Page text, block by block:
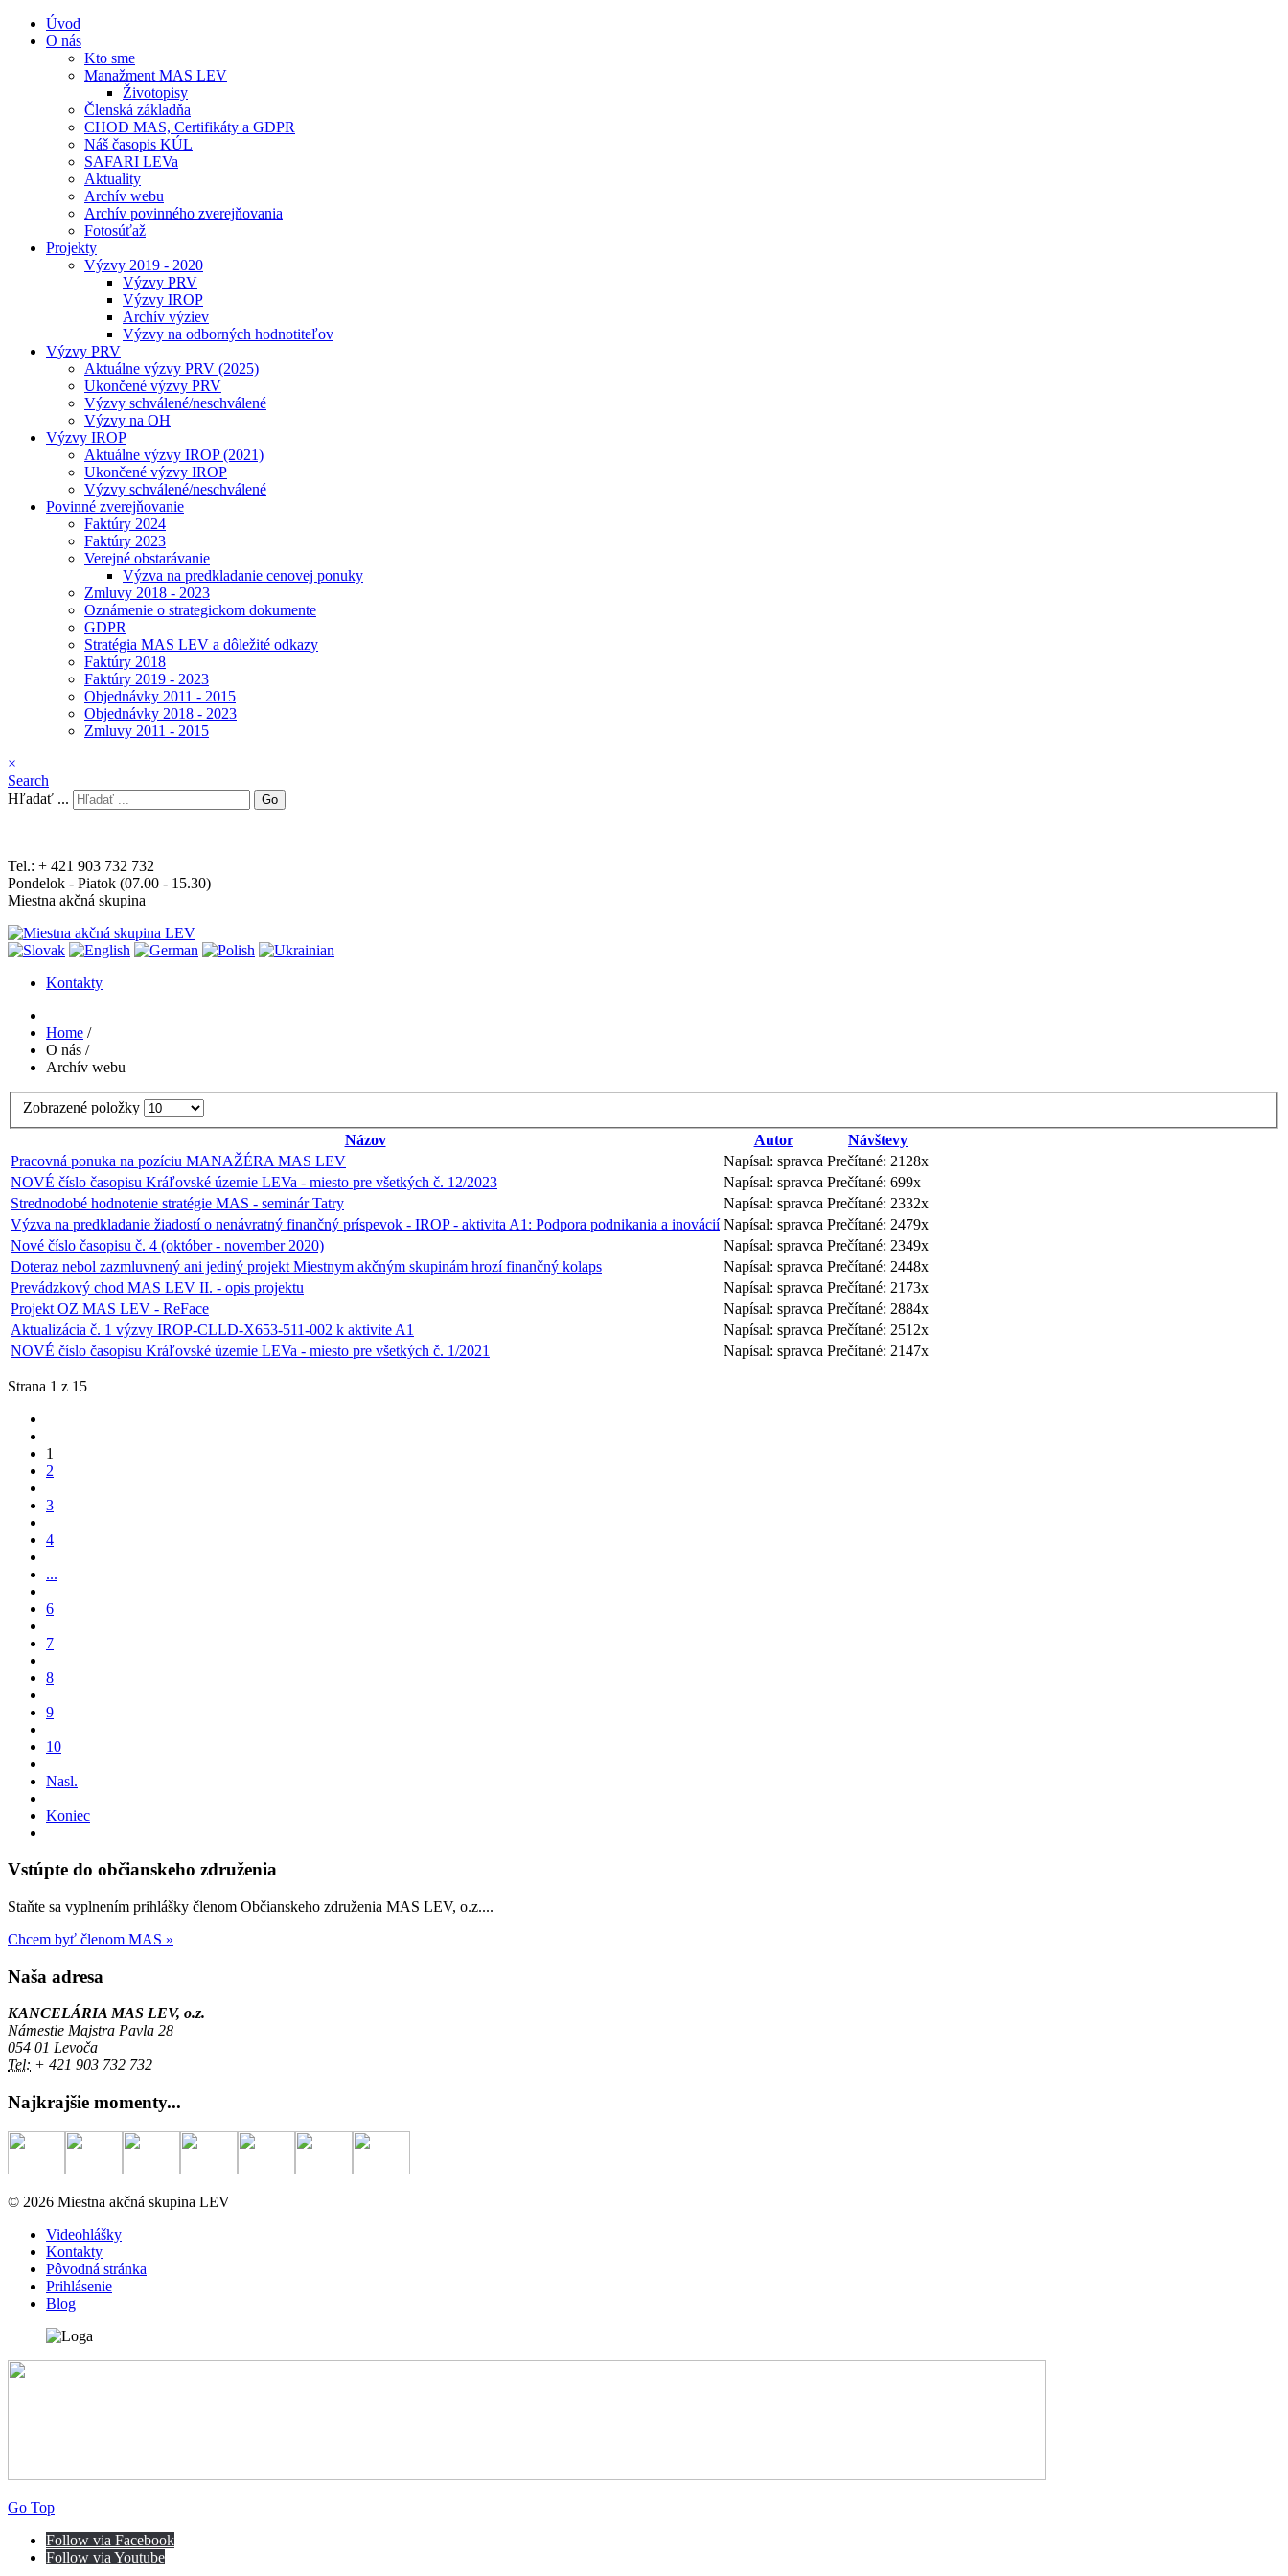
Úvod
O nás
Kto sme
Manažment MAS LEV
Životopisy
Členská základňa
CHOD MAS, Certifikáty a GDPR
Náš časopis KÚL
SAFARI LEVa
Aktuality
Archív webu
Archív povinného zverejňovania
Fotosúťaž
Projekty
Výzvy 2019 - 2020
Výzvy PRV
Výzvy IROP
Archív výziev
Výzvy na odborných hodnotiteľov
Výzvy PRV
Aktuálne výzvy PRV (2025)
Ukončené výzvy PRV
Výzvy schválené/neschválené
Výzvy na OH
Výzvy IROP
Aktuálne výzvy IROP (2021)
Ukončené výzvy IROP
Výzvy schválené/neschválené
Povinné zverejňovanie
Faktúry 2024
Faktúry 2023
Verejné obstarávanie
Výzva na predkladanie cenovej ponuky
Zmluvy 2018 - 2023
Oznámenie o strategickom dokumente
GDPR
Stratégia MAS LEV a dôležité odkazy
Faktúry 2018
Faktúry 2019 - 2023
Objednávky 2011 - 2015
Objednávky 2018 - 2023
Zmluvy 2011 - 2015
×
Search
Hľadať ...
Go
Tel.: + 421 903 732 732
Pondelok - Piatok (07.00 - 15.30)
Miestna akčná skupina
Kontakty
Home /
O nás /
Archív webu
Zobrazené položky
Názov
Autor
Návštevy
Pracovná ponuka na pozíciu MANAŽÉRA MAS LEV
Napísal: spravca Prečítané: 2128x
NOVÉ číslo časopisu Kráľovské územie LEVa - miesto pre všetkých č. 12/2023
Napísal: spravca Prečítané: 699x
Strednodobé hodnotenie stratégie MAS - seminár Tatry
Napísal: spravca Prečítané: 2332x
Výzva na predkladanie žiadostí o nenávratný finančný príspevok - IROP - aktivita A1: Podpora podnikania a inovácií Napísal: spravca Prečítané: 2479x
Nové číslo časopisu č. 4 (október - november 2020)
Napísal: spravca Prečítané: 2349x
Doteraz nebol zazmluvnený ani jediný projekt Miestnym akčným skupinám hrozí finančný kolaps
Napísal: spravca Prečítané: 2448x
Prevádzkový chod MAS LEV II. - opis projektu
Napísal: spravca Prečítané: 2173x
Projekt OZ MAS LEV - ReFace
Napísal: spravca Prečítané: 2884x
Aktualizácia č. 1 výzvy IROP-CLLD-X653-511-002 k aktivite A1
Napísal: spravca Prečítané: 2512x
NOVÉ číslo časopisu Kráľovské územie LEVa - miesto pre všetkých č. 1/2021
Napísal: spravca Prečítané: 2147x
Strana 1 z 15
1
2
3
4
...
6
7
8
9
10
Nasl.
Koniec
Vstúpte do občianskeho združenia
Staňte sa vyplnením prihlášky členom Občianskeho združenia MAS LEV, o.z....
Chcem byť členom MAS »
Naša adresa
KANCELÁRIA MAS LEV, o.z.
Námestie Majstra Pavla 28
054 01 Levoča
Tel: + 421 903 732 732
Najkrajšie momenty...
© 2026 Miestna akčná skupina LEV
Videohlášky
Kontakty
Pôvodná stránka
Prihlásenie
Blog
Go Top
Follow via Facebook
Follow via Youtube